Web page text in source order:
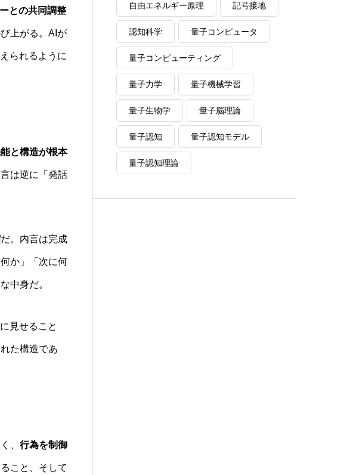
との共同調整
上がる。AIが
られるように
と構造が根本
は逆に「発話
だ。内言は完成
か」「次に何
中身だ。
見せること
た構造であ
、 行為を制御
こと、そして
自由エネルギー原理 記号接地
認知科学 量子コンピュータ
量子コンピューティング
量子力学 量子機械学習
量子生物学 量子脳理論
量子認知 量子認知モデル
量子認知理論